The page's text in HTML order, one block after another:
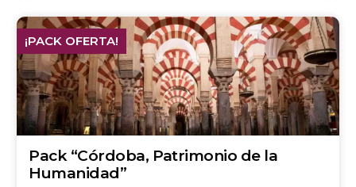
¡PACK OFERTA!
Pack “Córdoba, Patrimonio de la
Humanidad”